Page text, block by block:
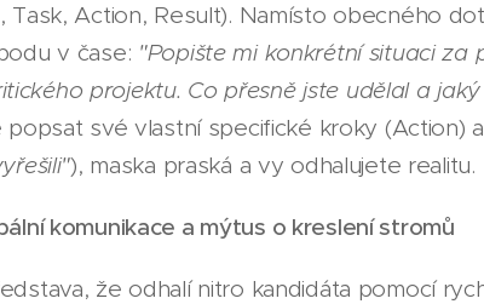
Task, Action, Result). Namísto obecného
v čase: "Popište mi konkrétní situaci za
projektu. Co přesně jste udělal a
popsat své vlastní specifické kroky (Action)
), maska praská a vy odhalujete realitu.
komunikace a mýtus o kreslení stromů
že odhalí nitro kandidáta pomocí